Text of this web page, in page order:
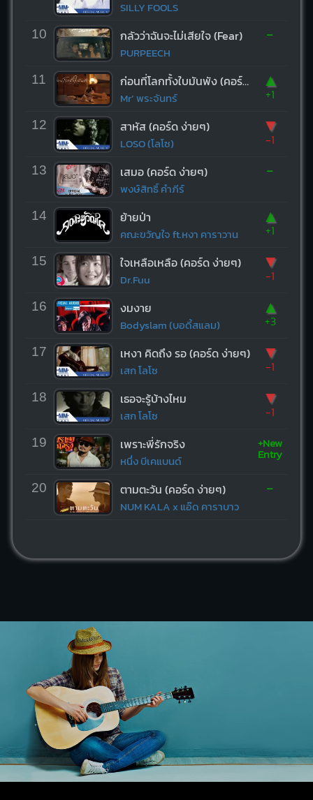
SILLY FOOLS
10 กลัวว่าฉันจะไม่เสียใจ (Fear)
PURPEECH
-
11 ก่อนที่โลกทั้งใบมันพัง (คอร์ด ง่ายๆ)
Mr’ พระจันทร์
▲
+1
12 สาหัส (คอร์ด ง่ายๆ)
LOSO (โลโซ)
▼
-1
13 เสมอ (คอร์ด ง่ายๆ)
พงษ์สิทธิ์ คำภีร์
-
14 ย้ายป่า
คณะขวัญใจ ft.หงา คาราวาน
▲
+1
15 ใจเหลือเหลือ (คอร์ด ง่ายๆ)
Dr.Fuu
▼
-1
16 งมงาย
Bodyslam (บอดี้สแลม)
▲
+3
17 เหงา คิดถึง รอ (คอร์ด ง่ายๆ)
เสก โลโซ
▼
-1
18 เธอจะรู้บ้างไหม
เสก โลโซ
▼
-1
19 เพราะพี่รักจริง
หนึ่ง บีเคแบนด์
+New
Entry
20 ตามตะวัน (คอร์ด ง่ายๆ)
NUM KALA x แอ๊ด คาราบาว
-